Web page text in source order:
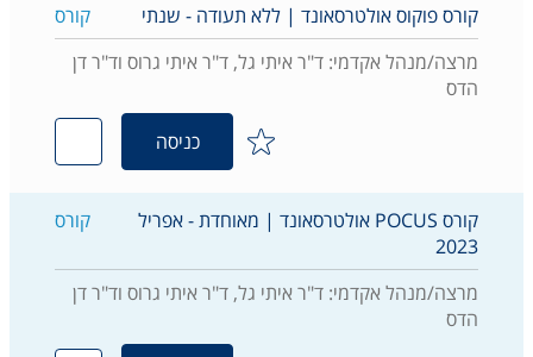
קורס פוקוס אולטרסאונד | ללא תעודה - שנתי
קורס
מרצה/מנהל אקדמי: ד"ר איתי גל, ד"ר איתי גרוס וד"ר דן
הדס
כניסה
קורס POCUS אולטרסאונד | מאוחדת - אפריל
2023
קורס
מרצה/מנהל אקדמי: ד"ר איתי גל, ד"ר איתי גרוס וד"ר דן
הדס